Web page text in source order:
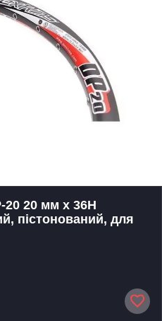
20 20 мм х 36Н
пістонований, для